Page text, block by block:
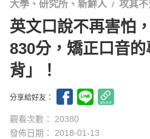
大學、研究所、新鮮人
攻其
英文口說不再害怕
830分，矯正口音
背」！
分享給好友：
觀看次數： 20380
發佈日期： 2018-01-13